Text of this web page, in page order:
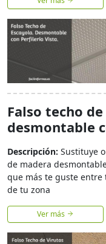
Falso techo
desmontable
Descripción: Sustituye
de madera
que más te guste entre
de tu zona
Ver más